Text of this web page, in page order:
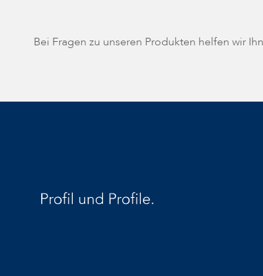
Bei Fragen zu unseren Produkten helfen